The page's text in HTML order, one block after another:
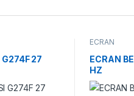
27
ECRAN
ECRAN
HZ